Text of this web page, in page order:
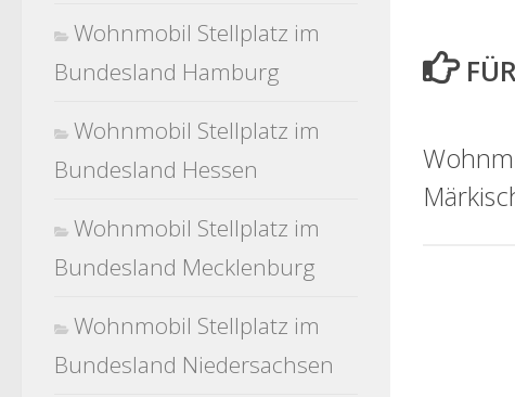
Wohnmobil Stellplatz im
Bundesland Hamburg
Wohnmobil Stellplatz im
Bundesland Hessen
Wohnmobil Stellplatz im
Bundesland Mecklenburg
Wohnmobil Stellplatz im
Bundesland Niedersachsen